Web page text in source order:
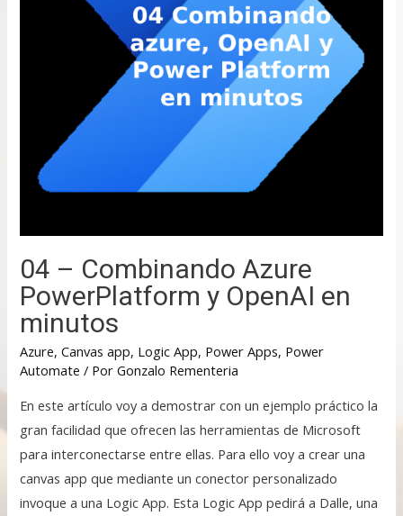
04 – Combinando Azure
PowerPlatform y OpenAI en
minutos
Azure,Canvas app, Logic App, Power Apps, Power
Automate / PorGonzalo Rementeria
En este artículo voy a demostrar con un ejemplo práctico la
gran facilidad que ofrecen las herramientas de Microsoft
para interconectarse entre ellas. Para ello voy a crear una
canvas app que mediante un conector personalizado
invoque a una Logic App. Esta Logic App pedirá a Dalle, una